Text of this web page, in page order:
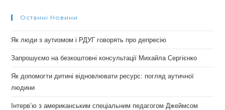
Останні Новини
Як люди з аутизмом і РДУГ говорять про депресію
Запрошуємо на безкоштовні консультації Михайла Сергієнко
Як допомогти дитині відновлювати ресурс: погляд аутичної
людини
Інтерв’ю з американським спеціальним педагогом Джеймсом